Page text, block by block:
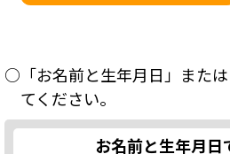
○「お名前と生年月日」また
てください。
お名前と生年月日